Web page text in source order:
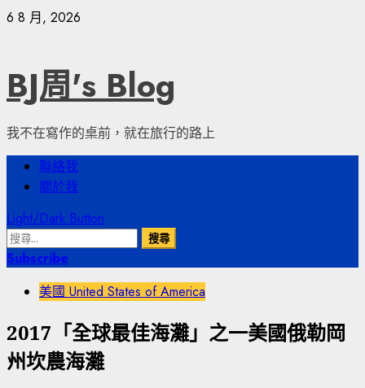
Skip
6 8 月, 2026
BJ周's Blog
我不在寫作的桌前，就在旅行的路上
Primary
Menu
聯絡我
關於我
Light/Dark Button
搜
尋
Subscribe
美國 United States of America
2017「全球最佳海灘」之一美國俄勒岡
州坎農海灘